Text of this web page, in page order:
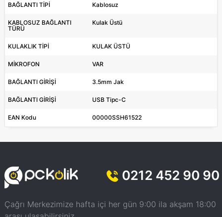
BAĞLANTI TİPİ Kablosuz
KABLOSUZ BAĞLANTI
TÜRÜ
Kulak Üstü
KULAKLIK TİPİ KULAK ÜSTÜ
MİKROFON VAR
BAĞLANTI GİRİŞİ 3.5mm Jak
BAĞLANTI GİRİŞİ USB Tipc-C
EAN Kodu 00000SSH61522
0212 452 90 90
Çağrı Merkezimize hafta içi her gün 9:00 ila akşam 18:00